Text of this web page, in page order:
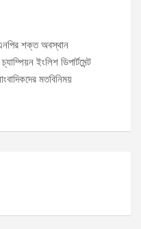
শক্ত অবস্থান
ইংলিশ ডিপার্টমেন্ট
মতবিনিময়